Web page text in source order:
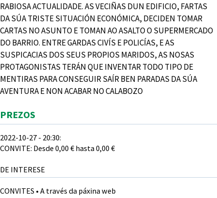
RABIOSA ACTUALIDADE. AS VECIÑAS DUN EDIFICIO, FARTAS
DA SÚA TRISTE SITUACIÓN ECONÓMICA, DECIDEN TOMAR
CARTAS NO ASUNTO E TOMAN AO ASALTO O SUPERMERCADO
DO BARRIO. ENTRE GARDAS CIVÍS E POLICÍAS, E AS
SUSPICACIAS DOS SEUS PROPIOS MARIDOS, AS NOSAS
PROTAGONISTAS TERÁN QUE INVENTAR TODO TIPO DE
MENTIRAS PARA CONSEGUIR SAÍR BEN PARADAS DA SÚA
AVENTURA E NON ACABAR NO CALABOZO
Agochar
PREZOS
2022-10-27 - 20:30:
CONVITE: Desde 0,00 € hasta 0,00 €
DE INTERESE
CONVITES • A través da páxina web